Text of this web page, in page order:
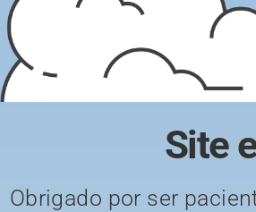
Site
Obrigado por ser